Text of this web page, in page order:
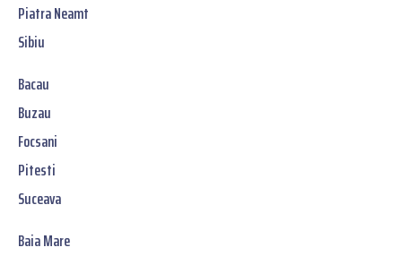
Piatra Neamt
Sibiu
Bacau
Buzau
Focsani
Pitesti
Suceava
Baia Mare